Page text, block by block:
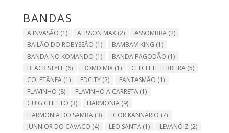
BANDAS
A INVASÃO (1) ALISSON MAX(2) ASSOMBRA(2)
BAILÃO DO ROBYSSÃO (1) BAMBAM KING (1)
BANDA NO KOMANDO (1) BANDA PAGODÃO (1)
BLACK STYLE(6) BOMDIMIX(1) CHICLETE FERREIRA(5)
COLETÂNEA(1) EDCITY(2) FANTASMÃO (1)
FLAVINHO (8) FLAVINHO A CARRETA(1)
GUIG GHETTO (3) HARMONIA(9)
HARMONIA DO SAMBA(3) IGOR KANNÁRIO (7)
JUNNIOR DO CAVACO (4) LEO SANTA(1) LEVANÓIZ (2)